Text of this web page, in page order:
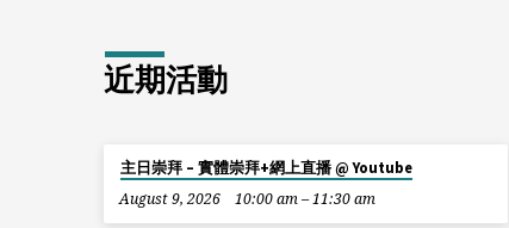
近期活動
主日崇拜 – 實體崇拜+網上直播 @ Youtube
August 9, 2026
10:00 am – 11:30 am